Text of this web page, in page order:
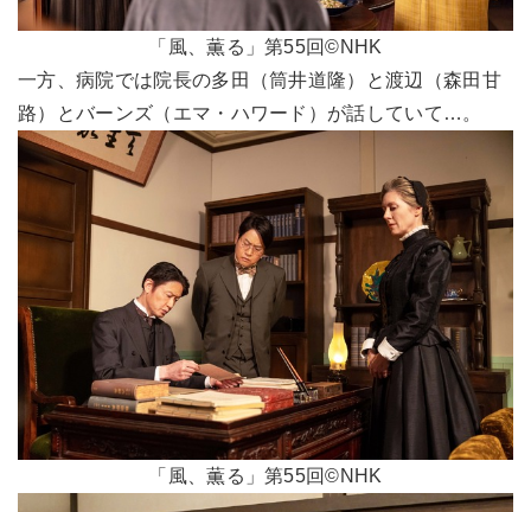
「風、薫る」第55回©NHK
一方、病院では院長の多田（筒井道隆）と渡辺（森田甘
路）とバーンズ（エマ・ハワード）が話していて…。
「風、薫る」第55回©NHK